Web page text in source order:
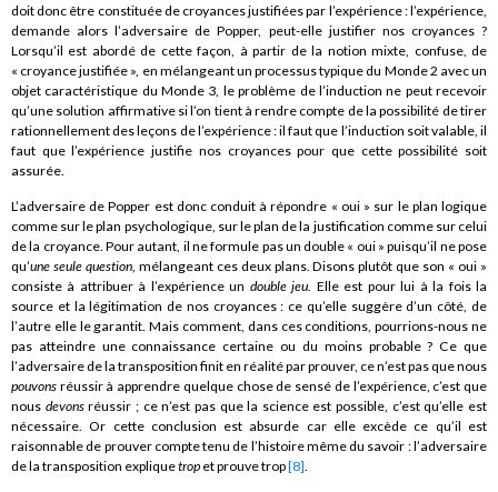
doit donc être constituée de croyances justifiées par l’expérience : l’expérience,
demande alors l’adversaire de Popper, peut-elle justifier nos croyances ?
Lorsqu’il est abordé de cette façon, à partir de la notion mixte, confuse, de
« croyance justifiée », en mélangeant un processus typique du Monde 2 avec un
objet caractéristique du Monde 3, le problème de l’induction ne peut recevoir
qu’une solution affirmative si l’on tient à rendre compte de la possibilité de tirer
rationnellement des leçons de l’expérience : il faut que l’induction soit valable, il
faut que l’expérience justifie nos croyances pour que cette possibilité soit
assurée.
L’adversaire de Popper est donc conduit à répondre « oui » sur le plan logique
comme sur le plan psychologique, sur le plan de la justification comme sur celui
de la croyance. Pour autant, il ne formule pas un double « oui » puisqu’il ne pose
qu’une seule question, mélangeant ces deux plans. Disons plutôt que son « oui »
consiste à attribuer à l’expérience un double jeu. Elle est pour lui à la fois la
source et la légitimation de nos croyances : ce qu’elle suggère d’un côté, de
l’autre elle le garantit. Mais comment, dans ces conditions, pourrions-nous ne
pas atteindre une connaissance certaine ou du moins probable ? Ce que
l’adversaire de la transposition finit en réalité par prouver, ce n’est pas que nous
pouvons réussir à apprendre quelque chose de sensé de l’expérience, c’est que
nous devonsréussir ; ce n’est pas que la science est possible, c’est qu’elle est
nécessaire. Or cette conclusion est absurde car elle excède ce qu’il est
raisonnable de prouver compte tenu de l’histoire même du savoir : l’adversaire
de la transposition expliquetrop et prouve trop[8].